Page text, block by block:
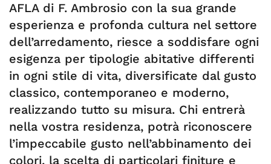
AFLA di F. Ambrosio con la sua grande
esperienza e profonda cultura nel settore
dell’arredamento, riesce a soddisfare ogni
esigenza per tipologie abitative differenti
in ogni stile di vita, diversificate dal gusto
classico, contemporaneo e moderno,
realizzando tutto su misura. Chi entrerà
nella vostra residenza, potrà riconoscere
l’impeccabile gusto nell’abbinamento dei
colori, la scelta di particolari finiture e